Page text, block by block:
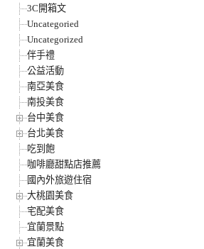
3C開箱文
Uncategoried
Uncategorized
伴手禮
公益活動
南亞美食
南投美食
台中美食
台北美食
吃到飽
咖啡廳甜點店推薦
國內外旅遊住宿
大桃園美食
宅配美食
宜蘭景點
宜蘭美食